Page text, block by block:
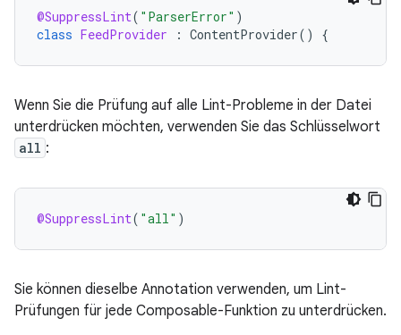
@SuppressLint( "ParserError" )
class FeedProvider : ContentProvider() {
Wenn Sie die Prüfung auf alle Lint-Probleme in der Datei
unterdrücken möchten, verwenden Sie das Schlüsselwort
all :
@SuppressLint( "all" )
Sie können dieselbe Annotation verwenden, um Lint-
Prüfungen für jede Composable-Funktion zu unterdrücken.